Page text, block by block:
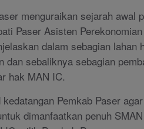
menguraikan sejarah awal
Paser Asisten
dalam sebagian lahan
dan sebaliknya sebagian
hak MAN IC.
Pemkab Paser
dimanfaatkan penuh